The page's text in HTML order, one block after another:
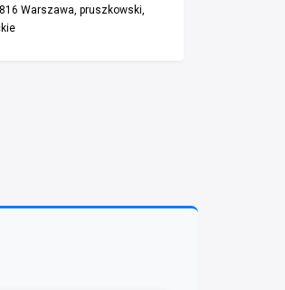
Warszawa, pruszkowski,